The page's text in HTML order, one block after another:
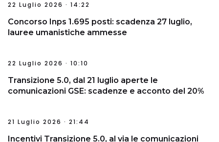
22 Luglio 2026 · 14:22
Concorso Inps 1.695 posti: scadenza 27 luglio,
lauree umanistiche ammesse
22 Luglio 2026 · 10:10
Transizione 5.0, dal 21 luglio aperte le
comunicazioni GSE: scadenze e acconto del 20%
21 Luglio 2026 · 21:44
Incentivi Transizione 5.0, al via le comunicazioni